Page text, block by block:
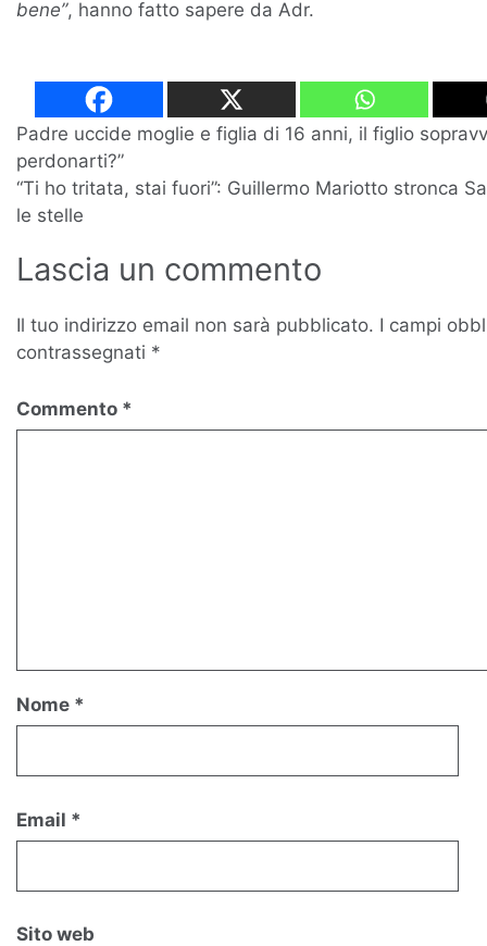
bene”, hanno fatto sapere da Adr.
Navigazione
articoli
Padre uccide moglie e figlia di 16 anni, il figlio
perdonarti?”
“Ti ho tritata, stai fuori”: Guillermo Mariotto stronca
le stelle
Lascia un commento
Il tuo indirizzo email non sarà pubblicato. I campi
contrassegnati *
Commento *
Nome *
Email *
Sito web